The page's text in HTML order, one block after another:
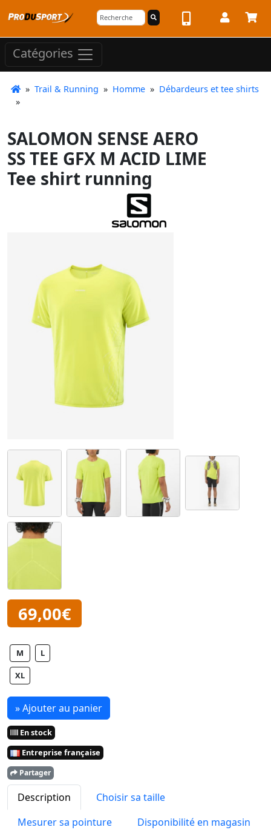
Catégories
» Trail & Running » Homme » Débardeurs et tee shirts
»
SALOMON SENSE AERO
SS TEE GFX M ACID LIME
Tee shirt running
69,00€
M L
XL
» Ajouter au panier
En stock
Entreprise française
Partager
Description
Choisir sa taille
Mesurer sa pointure
Disponibilité en magasin